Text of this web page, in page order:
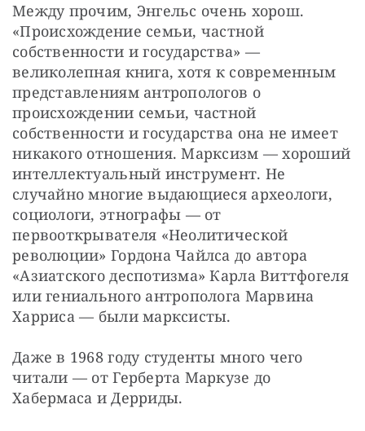
Между прочим, Энгельс очень хорош.
«Происхождение семьи, частной
собственности и государства» —
великолепная книга, хотя к современным
представлениям антропологов о
происхождении семьи, частной
собственности и государства она не имеет
никакого отношения. Марксизм — хороший
интеллектуальный инструмент. Не
случайно многие выдающиеся археологи,
социологи, этнографы — от
первооткрывателя «Неолитической
революции» Гордона Чайлса до автора
«Азиатского деспотизма» Карла Виттфогеля
или гениального антрополога Марвина
Харриса — были марксисты.
Даже в 1968 году студенты много чего
читали — от Герберта Маркузе до
Хабермаса и Дерриды.